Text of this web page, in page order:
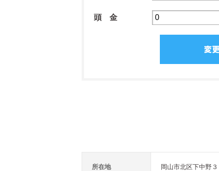
頭 金
所在地 岡山市北区下中野